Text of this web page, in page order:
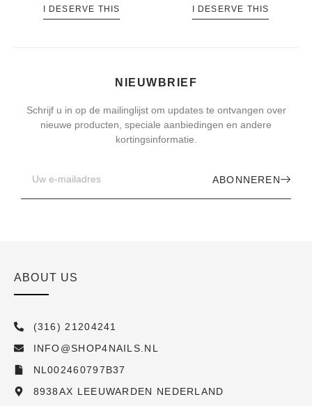
I DESERVE THIS I DESERVE THIS
NIEUWBRIEF
Schrijf u in op de mailinglijst om updates te ontvangen over
nieuwe producten, speciale aanbiedingen en andere
kortingsinformatie.
ABONNEREN
ABOUT US
(316) 21204241
INFO@SHOP4NAILS.NL
NL002460797B37
8938AX LEEUWARDEN NEDERLAND